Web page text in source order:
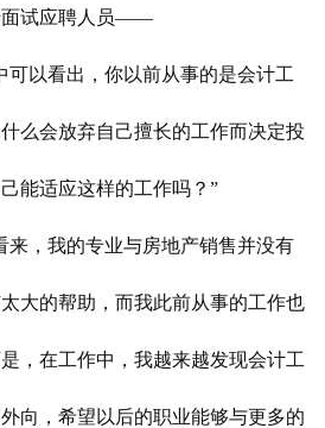
面试应聘人员——
可以看出，你以前从事的是会计工
么会放弃自己擅长的工作而决定投
能适应这样的工作吗？”
来，我的专业与房地产销售并没有
大的帮助，而我此前从事的工作也
，在工作中，我越来越发现会计工
向，希望以后的职业能够与更多的